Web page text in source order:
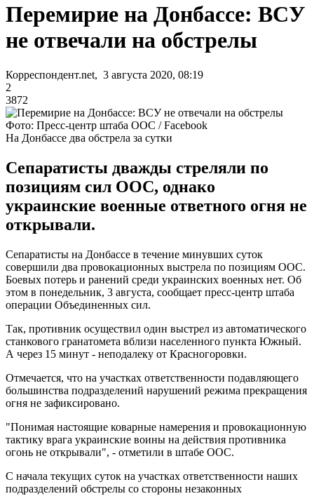
Перемирие на Донбассе: ВСУ
не отвечали на обстрелы
Корреспондент.net, 3 августа 2020, 08:19
2
3872
Фото: Пресс-центр штаба ООС / Facebook
На Донбассе два обстрела за сутки
Сепаратисты дважды стреляли по
позициям сил ООС, однако
украинские военные ответного огня не
открывали.
Сепаратисты на Донбассе в течение минувших суток
совершили два провокационных выстрела по позициям ООС.
Боевых потерь и ранений среди украинских военных нет. Об
этом в понедельник, 3 августа, сообщает пресс-центр штаба
операции Объединенных сил.
Так, противник осуществил один выстрел из автоматического
станкового гранатомета вблизи населенного пункта Южный.
А через 15 минут - неподалеку от Красногоровки.
Отмечается, что на участках ответственности подавляющего
большинства подразделений нарушений режима прекращения
огня не зафиксировано.
"Понимая настоящие коварные намерения и провокационную
тактику врага украинские воины на действия противника
огонь не открывали", - отметили в штабе ООС.
С начала текущих суток на участках ответственности наших
подразделений обстрелы со стороны незаконных